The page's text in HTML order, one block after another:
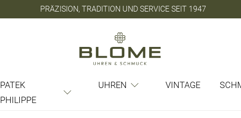
PRÄZISION, TRADITION UND SERVICE SEIT 1947
PATEK
PHILIPPE
UHREN VINTAGE